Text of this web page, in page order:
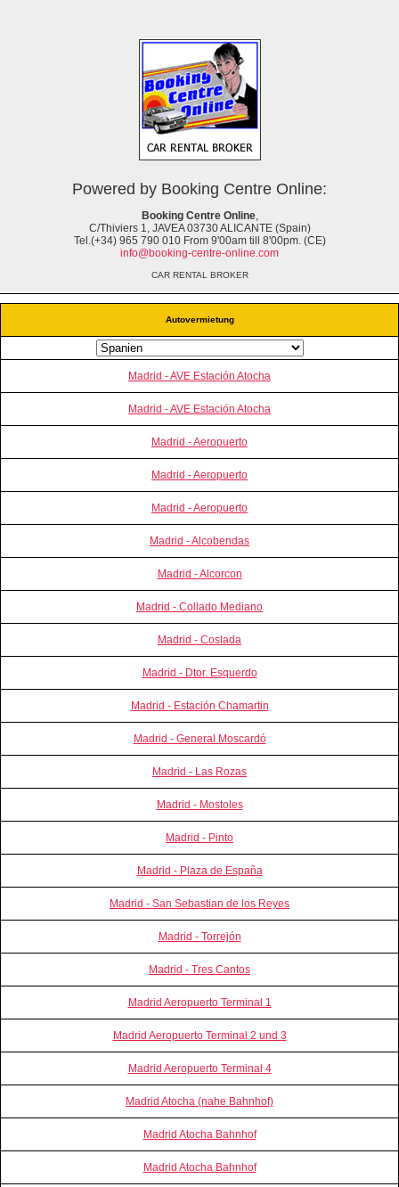
Autovermietung
Madrid - AVE Estación Atocha
Madrid - AVE Estación Atocha
Madrid - Aeropuerto
Madrid - Aeropuerto
Madrid - Aeropuerto
Madrid - Alcobendas
Madrid - Alcorcon
Madrid - Collado Mediano
Madrid - Coslada
Madrid - Dtor. Esquerdo
Madrid - Estación Chamartin
Madrid - General Moscardó
Madrid - Las Rozas
Madrid - Mostoles
Madrid - Pinto
Madrid - Plaza de España
Madrid - San Sebastian de los Reyes
Madrid - Torrejón
Madrid - Tres Cantos
Madrid Aeropuerto Terminal 1
Madrid Aeropuerto Terminal 2 und 3
Madrid Aeropuerto Terminal 4
Madrid Atocha (nahe Bahnhof)
Madrid Atocha Bahnhof
Madrid Atocha Bahnhof
Powered by Booking Centre Online:
Booking Centre Online,
C/Thiviers 1, JAVEA 03730 ALICANTE (Spain)
Tel.(+34) 965 790 010 From 9'00am till 8'00pm. (CE)
info@booking-centre-online.com
CAR RENTAL BROKER